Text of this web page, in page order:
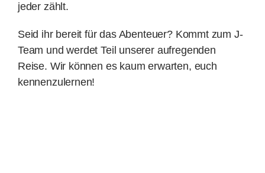
jeder zählt.
Seid ihr bereit für das Abenteuer? Kommt zum J-
Team und werdet Teil unserer aufregenden
Reise. Wir können es kaum erwarten, euch
kennenzulernen!